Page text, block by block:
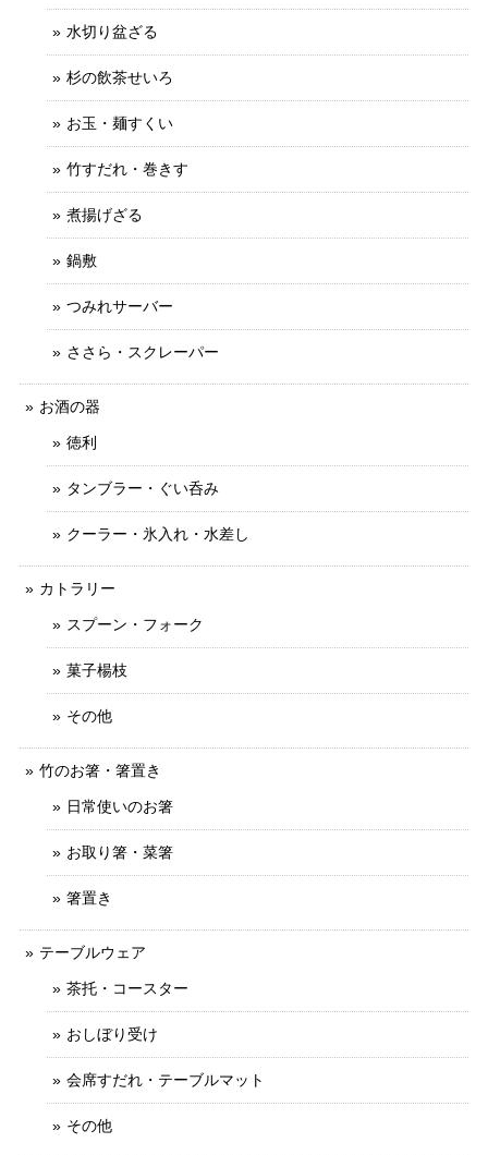
水切り盆ざる
杉の飲茶せいろ
お玉・麺すくい
竹すだれ・巻きす
煮揚げざる
鍋敷
つみれサーバー
ささら・スクレーパー
お酒の器
徳利
タンブラー・ぐい呑み
クーラー・氷入れ・水差し
カトラリー
スプーン・フォーク
菓子楊枝
その他
竹のお箸・箸置き
日常使いのお箸
お取り箸・菜箸
箸置き
テーブルウェア
茶托・コースター
おしぼり受け
会席すだれ・テーブルマット
その他